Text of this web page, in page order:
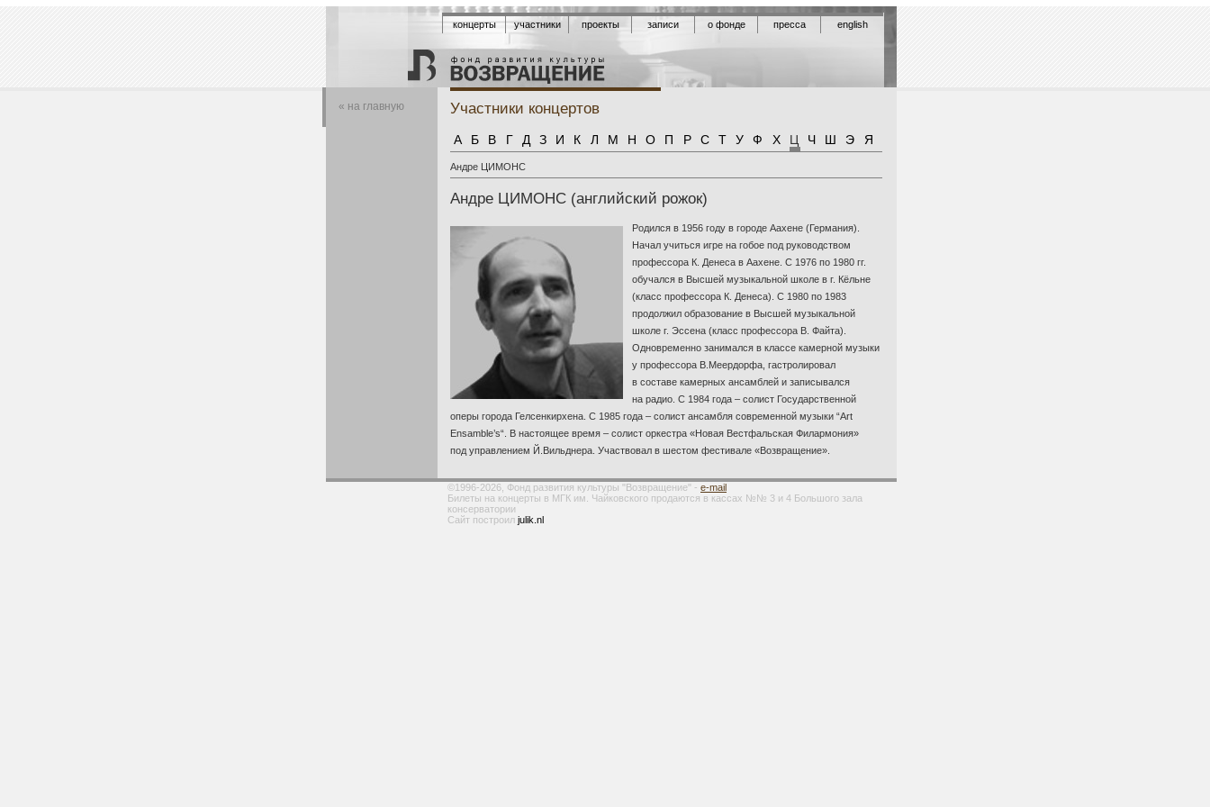
концерты участники проекты записи о фонде пресса english
« на главную Участники концертов
А Б В Г Д З И К Л М Н О П Р С Т У Ф Х Ц Ч Ш Э Я
Андре ЦИМОНС
Андре ЦИМОНС (английский рожок)
Родился в 1956 году в городе Аахене (Германия).
Начал учиться игре на гобое под руководством
профессора К. Денеса в Аахене. С 1976 по 1980 гг.
обучался в Высшей музыкальной школе в г. Кёльне
(класс профессора К. Денеса). С 1980 по 1983
продолжил образование в Высшей музыкальной
школе г. Эссена (класс профессора В. Файта).
Одновременно занимался в классе камерной музыки
у профессора В.Меердорфа, гастролировал
в составе камерных ансамблей и записывался
на радио. С 1984 года – солист Государственной
оперы города Гелсенкирхена. С 1985 года – солист ансамбля современной музыки “Art
Ensamble’s“. В настоящее время – солист оркестра «Новая Вестфальская Филармония»
под управлением Й.Вильднера. Участвовал в шестом фестивале «Возвращение».
©1996-2026, Фонд развития культуры "Возвращение" - e-mail
Билеты на концерты в МГК им. Чайковского продаются в кассах №№ 3 и 4 Большого зала
консерватории
Сайт построил julik.nl